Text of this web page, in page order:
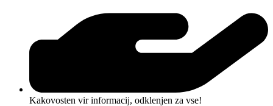
Kakovosten vir informacij, odklenjen za vse!